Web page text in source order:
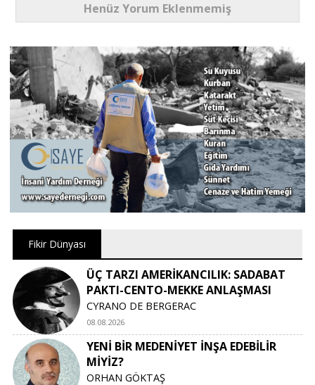
Henüz Yorum Eklenmemiş
Fikir Dünyası
ÜÇ TARZI AMERİKANCILIK: SADABAT
PAKTI-CENTO-MEKKE ANLAŞMASI
CYRANO DE BERGERAC
08.08.2026
YENİ BİR MEDENİYET İNŞA EDEBİLİR
MİYİZ?
ORHAN GÖKTAŞ